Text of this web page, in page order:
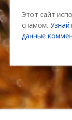
Этот сайт
спамом.
данные